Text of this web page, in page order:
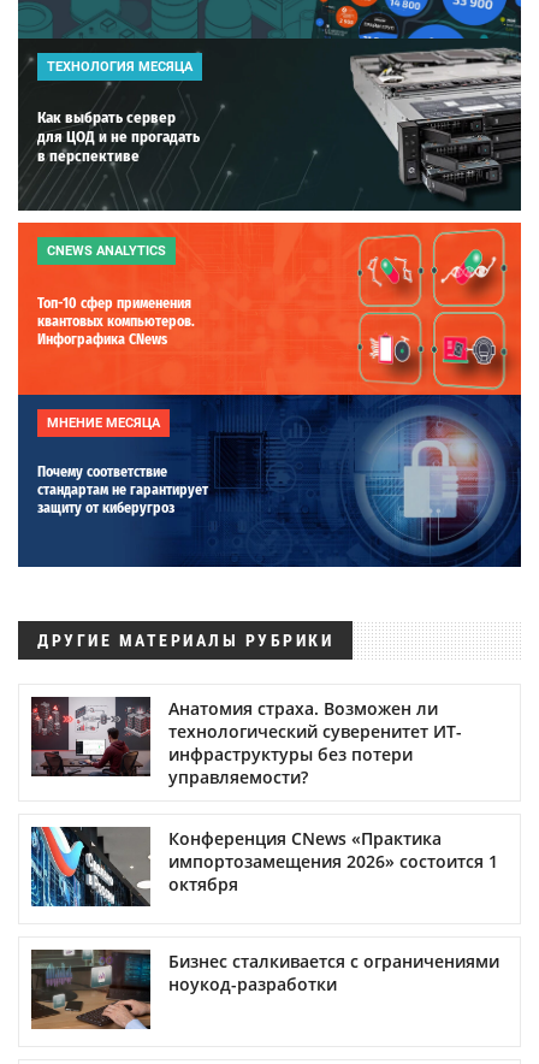
ТЕХНОЛОГИЯ МЕСЯЦА
Как выбрать сервер
для ЦОД и не прогадать
в перспективе
CNEWS ANALYTICS
Топ-10 сфер применения
квантовых компьютеров.
Инфографика CNews
МНЕНИЕ МЕСЯЦА
Почему соответствие
стандартам не гарантирует
защиту от киберугроз
ДРУГИЕ МАТЕРИАЛЫ РУБРИКИ
Анатомия страха. Возможен ли
технологический суверенитет ИТ-
инфраструктуры без потери
управляемости?
Конференция CNews «Практика
импортозамещения 2026» состоится 1
октября
Бизнес сталкивается с ограничениями
ноукод-разработки